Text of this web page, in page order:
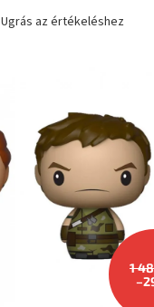
Ugrás az értékeléshez
1